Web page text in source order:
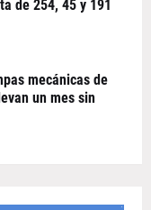
de 254, 45 y 191
mecánicas de
un mes sin